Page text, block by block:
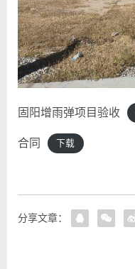
固阳增雨弹项目验收
合同 下载
分享文章：